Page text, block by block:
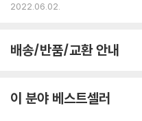
2022.06.02.
배송/반품/교환 안내
이 분야 베스트셀러